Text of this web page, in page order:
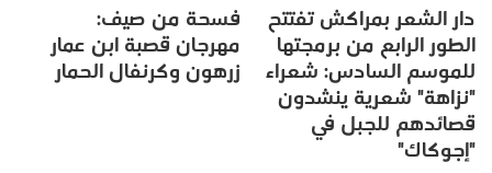
دار الشعر بمراكش تفتتح
الطور الرابع من برمجتها
للموسم السادس: شعراء
"نزاهة" شعرية ينشدون
قصائدهم للجبل في
"إجوكاك"
فسحة من صيف:
مهرجان قصبة ابن عمار
زرهون وكرنفال الحمار